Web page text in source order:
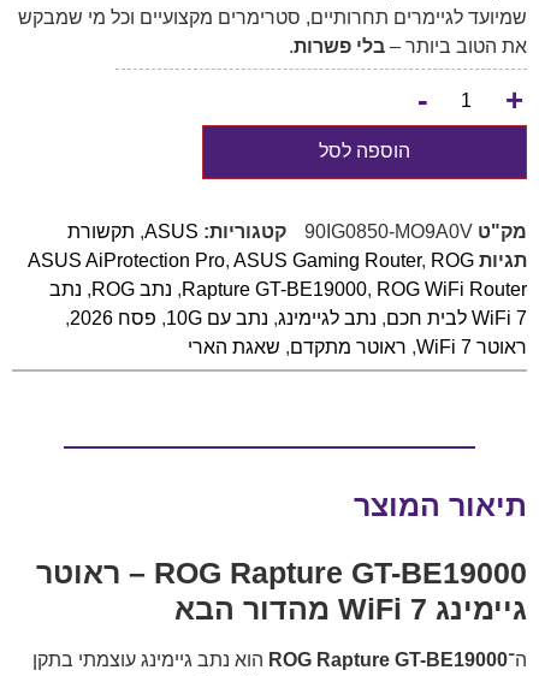
שמיועד לגיימרים תחרותיים, סטרימרים מקצועיים וכל מי שמבקש
את הטוב ביותר – בלי פשרות.
+
-
הוספה לסל
מק"ט 90IG0850-MO9A0V קטגוריות: ASUS
, תקשורת
תגיות
ASUS AiProtection Pro, ASUS Gaming Router, ROG
Rapture GT-BE19000, ROG WiFi Router
, נתב ROG , נתב
WiFi 7 לבית חכם
, נתב לגיימינג, נתב עם 10G , פסח 2026
,
ראוטר WiFi 7
, ראוטר מתקדם, שאגת הארי
תיאור המוצר
ROG Rapture GT-BE19000 – ראוטר
גיימינג WiFi 7 מהדור הבא
ה־ROG Rapture GT-BE19000 הוא נתב גיימינג עוצמתי בתקן